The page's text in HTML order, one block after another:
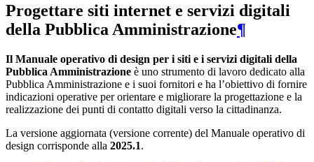
Progettare siti internet e servizi digitali
della Pubblica Amministrazione¶
Il Manuale operativo di design per i siti e i servizi digitali della
Pubblica Amministrazione è uno strumento di lavoro dedicato alla
Pubblica Amministrazione e i suoi fornitori e ha l’obiettivo di fornire
indicazioni operative per orientare e migliorare la progettazione e la
realizzazione dei punti di contatto digitali verso la cittadinanza.
La versione aggiornata (versione corrente) del Manuale operativo di
design corrisponde alla 2025.1.